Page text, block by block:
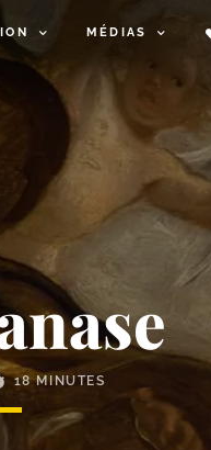
MÉDIAS
18 MINUTES